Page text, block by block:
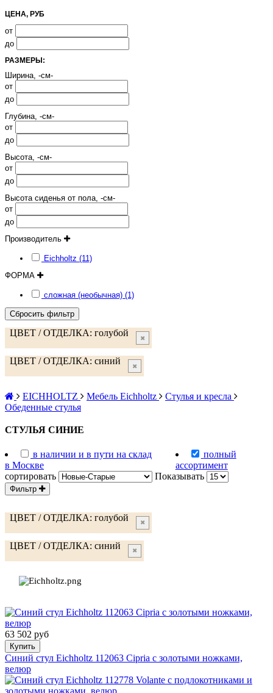
ЦЕНА, РУБ
от
до
РАЗМЕРЫ:
Ширина, -см-
от
до
Глубина, -см-
от
до
Высота, -см-
от
до
Высота сиденья от пола, -см-
от
до
Производитель
Eichholtz (11)
ФОРМА
сложная (необычная) (1)
Сбросить фильтр
ЦВЕТ / ОТДЕЛКА: голубой ✖
ЦВЕТ / ОТДЕЛКА: синий ✖
EICHHOLTZ Мебель Eichholtz
Стулья и кресла
Обеденные стулья
СТУЛЬЯ СИНИЕ
в наличии и в пути на склад
в Москве
полный
ассортимент
сортировать
Показывать
Фильтр
ЦВЕТ / ОТДЕЛКА: голубой ✖
ЦВЕТ / ОТДЕЛКА: синий ✖
63 502 руб
Купить
Синий стул Eichholtz 112063 Cipria с золотыми ножками,
велюр